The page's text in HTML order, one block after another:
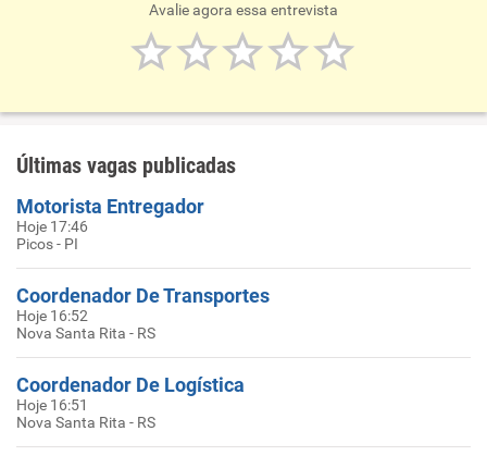
Avalie agora essa entrevista
Últimas vagas publicadas
Motorista Entregador
Hoje 17:46
Picos - PI
Coordenador De Transportes
Hoje 16:52
Nova Santa Rita - RS
Coordenador De Logística
Hoje 16:51
Nova Santa Rita - RS